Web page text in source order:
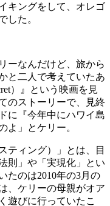
キングをして、オレゴ
した。
ーなんだけど、旅から
と二人で考えていたあ
）』という映画を見
のストーリーで、見終
に『今年中にハワイ島
よ」とケリー。
ティング）」とは、目
則」や「実現化」とい
たのは2010年の3月の
、ケリーの母親がオア
遊びに行っていたこ